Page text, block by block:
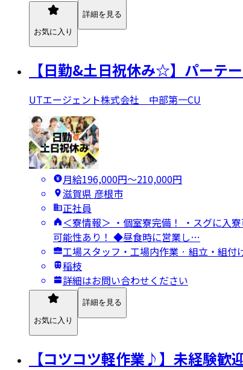
お気に入り
詳細を見る
【日勤&土日祝休み☆】パーテ
UTエージェント株式会社 中部第一CU
月給196,000円〜210,000円
滋賀県 彦根市
正社員
＜寮情報＞ ・個室寮完備！ ・スグに入
可能性あり！ ◆昼食時に営業し…
工場スタッフ・工場内作業 · 組立・組付
稲枝
詳細はお問い合わせください
お気に入り
詳細を見る
【コツコツ軽作業♪】未経験